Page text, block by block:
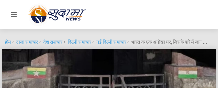
होम ताज़ा समाचार देश समाचार दिल्ली समाचार नई दिल्ली समाचार भारत का एक अनोखा घर, जिसके बारे में जान आप भी होंगे हैरान